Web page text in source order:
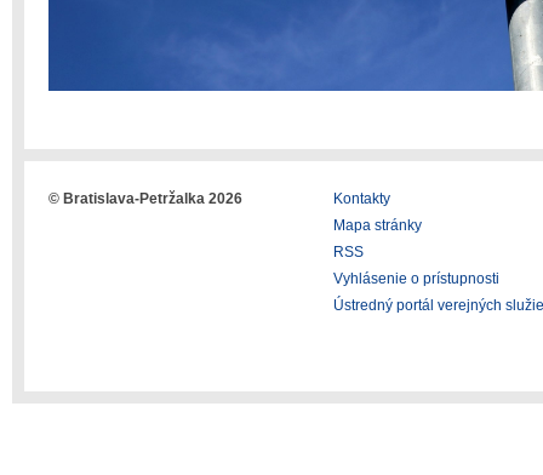
© Bratislava-Petržalka 2026
Kontakty
Mapa stránky
RSS
Vyhlásenie o prístupnosti
Ústredný portál verejných